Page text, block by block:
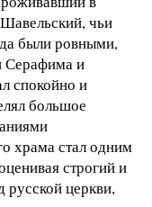
чьи
были ровными,
Серафима и
спокойно и
большое
храма стал одним
строгий и
церкви,